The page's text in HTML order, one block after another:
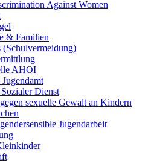
Against Women
& Familien
(Schulvermeidung)
AHOI
Dienst
sexuelle Gewalt an Kindern
Jugendarbeit